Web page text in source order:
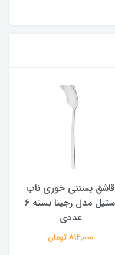
قاشق بستنی خوری ناب
استیل مدل رجینا بسته 6
عددی
814,000 تومان